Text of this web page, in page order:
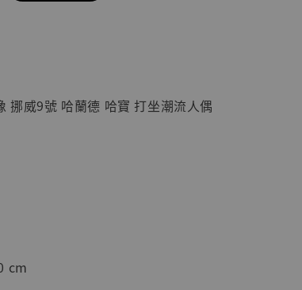
珠
+
挪威9號 哈蘭德 哈寶 打坐潮流人偶
cm